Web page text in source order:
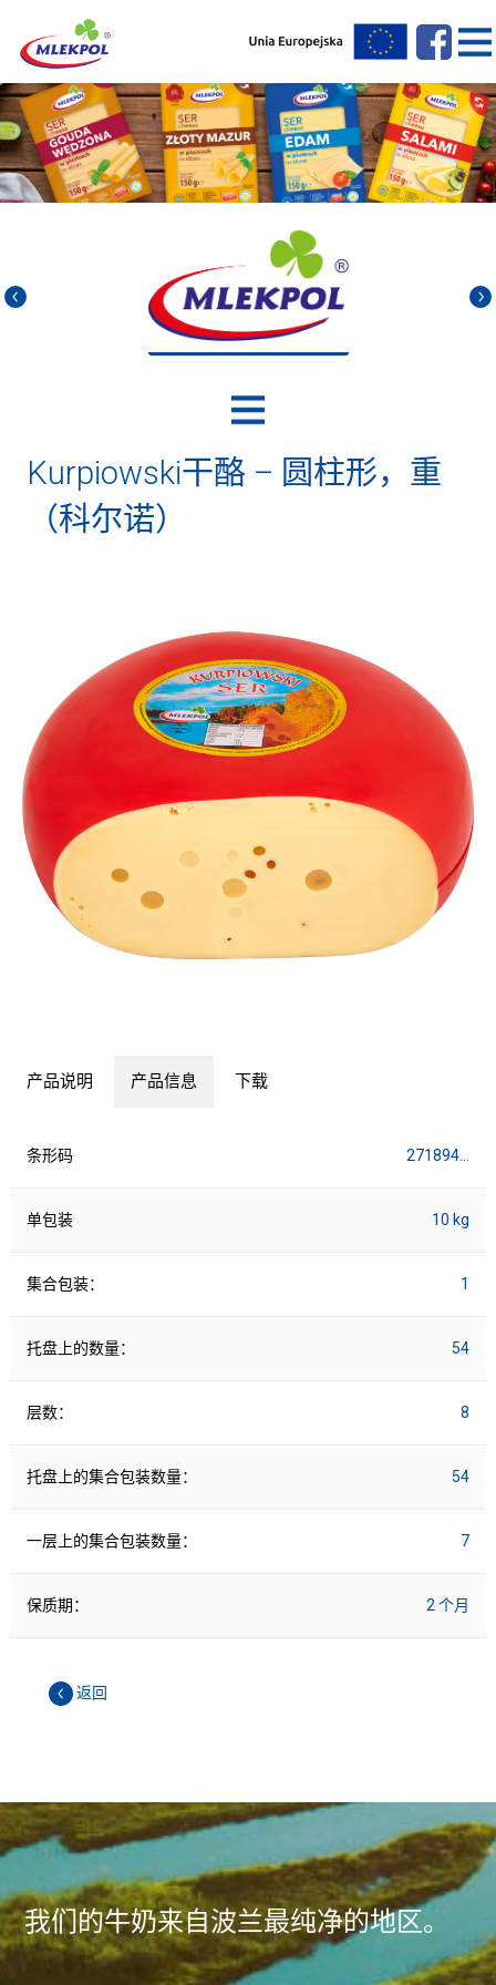
Kurpiowski干酪 – 圆柱形，重
（科尔诺）
产品说明 产品信息 下载
条形码 271894…
单包装 10 kg
集合包装： 1
托盘上的数量： 54
层数： 8
托盘上的集合包装数量： 54
一层上的集合包装数量： 7
保质期： 2 个月
返回
我们的牛奶来自波兰最纯净的地区。